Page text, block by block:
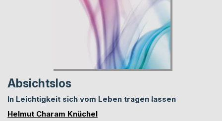
Absichtslos
In Leichtigkeit sich vom Leben tragen lassen
Helmut Charam Knüchel